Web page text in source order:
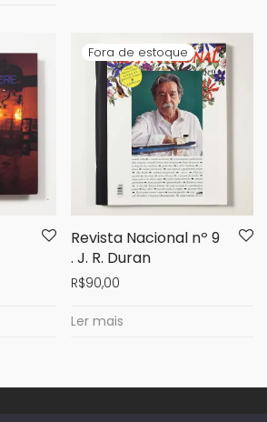
Revista Nacional nº 9
. J. R. Duran
R$90,00
Ler mais